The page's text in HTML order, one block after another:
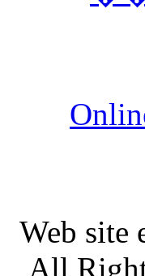
Web site
All